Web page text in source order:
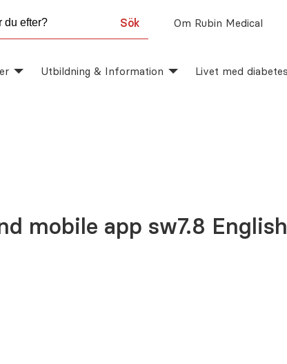
Sök Om Rubin Medical
Utbildning & Information Livet med diabetes
mobile app sw7.8 English